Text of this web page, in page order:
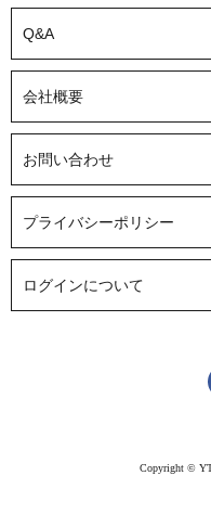
Q&A
会社概要
お問い合わせ
プライバシーポリシー
ログインについて
Copyright ©